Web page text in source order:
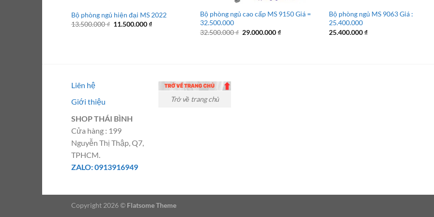
Bộ phòng ngủ hiện đại MS 2022
13.500.000₫ Giá
11.500.000₫Giá
Bộ phòng ngủ cao cấp MS 9150 Giá =
32.500.000
32.500.000₫ Giá
29.000.000₫Giá
Bộ phòng ngủ MS 9063 Giá :
25.400.000
25.400.000₫
Liên hệ
Giới thiệu
SHOP THÁI BÌNH
Cửa hàng : 199
Nguyễn Thị Thập, Q7,
TPHCM.
ZALO: 0913916949
Trở về trang chủ
Copyright 2026 © Flatsome Theme